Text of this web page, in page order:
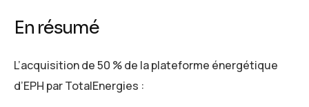
En résumé
L’acquisition de 50 % de la plateforme énergétique
d’EPH par TotalEnergies :